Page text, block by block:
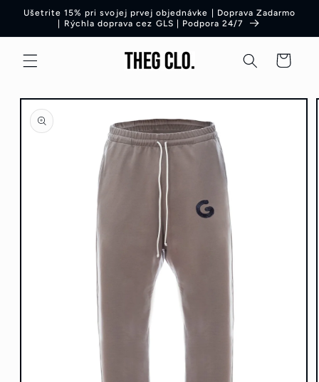
Preskočiť
na obsah
Ušetrite 15% pri svojej prvej objednávke | Doprava Zadarmo
| Rýchla doprava cez GLS | Podpora 24/7
Košík
informácie
o produkte